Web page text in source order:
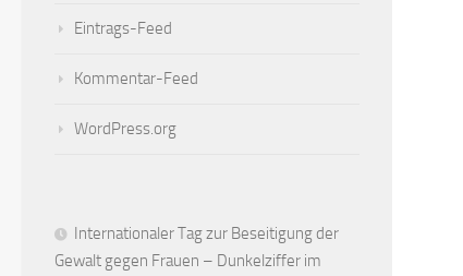
Eintrags-Feed
Kommentar-Feed
WordPress.org
Internationaler Tag zur Beseitigung der
Gewalt gegen Frauen – Dunkelziffer im